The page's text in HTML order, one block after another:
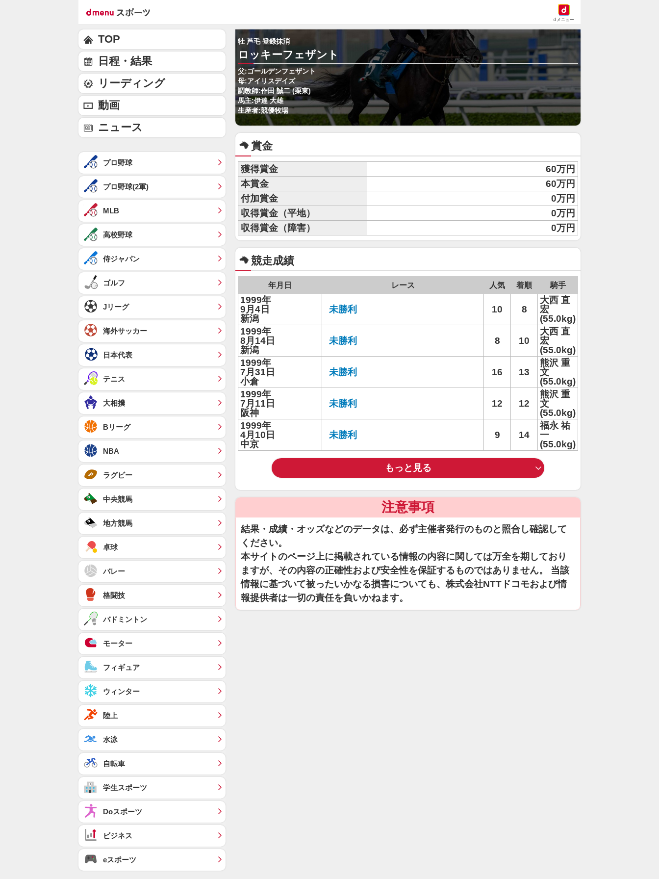
dメニュー
牡 芦毛 登録抹消
ロッキーフェザント
父:ゴールデンフェザント
母:アイリスデイズ
調教師:作田 誠二 (栗東)
馬主:伊達 大雄
生産者:競優牧場
賞金
獲得賞金
60万円
本賞金
60万円
付加賞金
0万円
収得賞金（平地）
0万円
収得賞金（障害）
0万円
競走成績
年月日 レース 人気 着順 騎手
1999年
9月4日
新潟
未勝利 10 8
大西 直
宏
(55.0kg)
1999年
8月14日
新潟
未勝利 8 10
大西 直
宏
(55.0kg)
1999年
7月31日
小倉
未勝利 16 13
熊沢 重
文
(55.0kg)
1999年
7月11日
阪神
未勝利 12 12
熊沢 重
文
(55.0kg)
1999年
4月10日
中京
未勝利 9 14
福永 祐
一
(55.0kg)
もっと見る
注意事項
結果・成績・オッズなどのデータは、必ず主催者発行のものと照合し確認して
ください。
本サイトのページ上に掲載されている情報の内容に関しては万全を期しており
ますが、その内容の正確性および安全性を保証するものではありません。 当該
情報に基づいて被ったいかなる損害についても、株式会社NTTドコモおよび情
報提供者は一切の責任を負いかねます。
TOP
日程・結果
リーディング
動画
ニュース
プロ野球
プロ野球(2軍)
MLB
高校野球
侍ジャパン
ゴルフ
Jリーグ
海外サッカー
日本代表
テニス
大相撲
Bリーグ
NBA
ラグビー
中央競馬
地方競馬
卓球
バレー
格闘技
バドミントン
モーター
フィギュア
ウィンター
陸上
水泳
自転車
学生スポーツ
Doスポーツ
ビジネス
eスポーツ